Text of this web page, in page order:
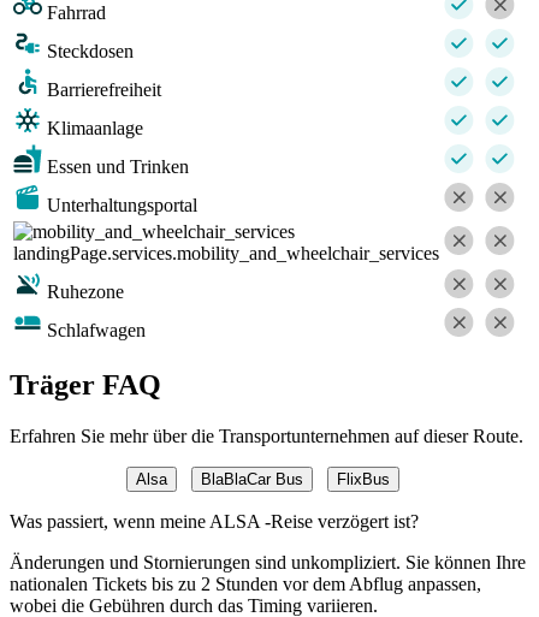
Fahrrad
Steckdosen
Barrierefreiheit
Klimaanlage
Essen und Trinken
Unterhaltungsportal
landingPage.services.mobility_and_wheelchair_services
Ruhezone
Schlafwagen
Träger FAQ
Erfahren Sie mehr über die Transportunternehmen auf dieser Route.
Alsa BlaBlaCar Bus FlixBus
Was passiert, wenn meine ALSA -Reise verzögert ist?
Änderungen und Stornierungen sind unkompliziert. Sie können Ihre
nationalen Tickets bis zu 2 Stunden vor dem Abflug anpassen,
wobei die Gebühren durch das Timing variieren.